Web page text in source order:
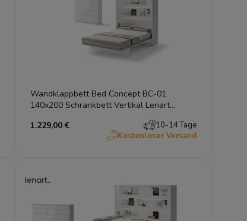
Wandklappbett Bed Concept BC-01
140x200 Schrankbett Vertikal Lenart
1.229,00 €
10-14 Tage
Kostenloser Versand